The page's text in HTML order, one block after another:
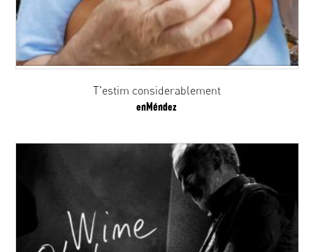
T'estim considerablement
enMéndez